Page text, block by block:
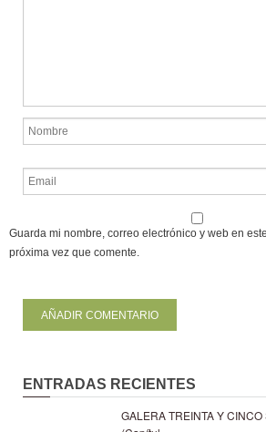
Guarda mi nombre, correo electrónico y web en
próxima vez que comente.
ENTRADAS RECIENTES
GALERA TREINTA Y